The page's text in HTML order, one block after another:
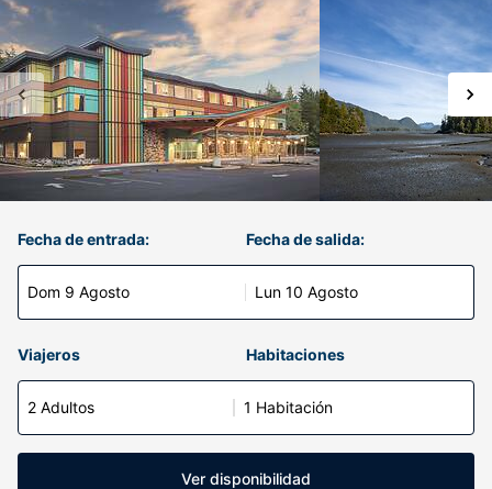
Fecha de entrada:
Dom 9 Agosto
Fecha de salida:
Lun 10 Agosto
Viajeros Habitaciones
2 Adultos 1 Habitación
Ver disponibilidad